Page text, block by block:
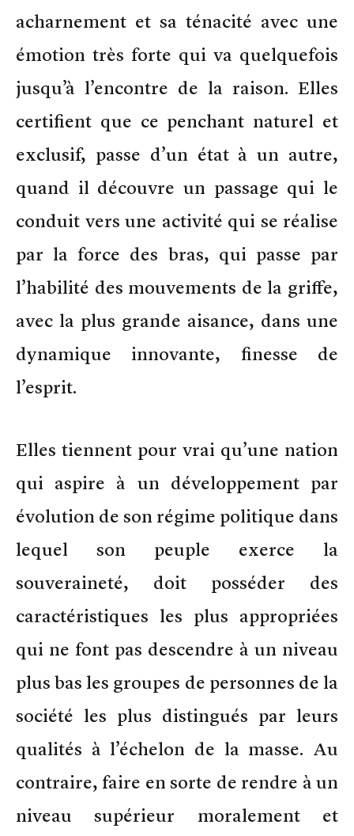
acharnement et sa ténacité avec une
émotion très forte qui va quelquefois
jusqu’à l’encontre de la raison. Elles
certifient que ce penchant naturel et
exclusif, passe d’un état à un autre,
quand il découvre un passage qui le
conduit vers une activité qui se réalise
par la force des bras, qui passe par
l’habilité des mouvements de la griffe,
avec la plus grande aisance, dans une
dynamique innovante, finesse de
l’esprit.
Elles tiennent pour vrai qu’une nation
qui aspire à un développement par
évolution de son régime politique dans
lequel son peuple exerce la
souveraineté, doit posséder des
caractéristiques les plus appropriées
qui ne font pas descendre à un niveau
plus bas les groupes de personnes de la
société les plus distingués par leurs
qualités à l’échelon de la masse. Au
contraire, faire en sorte de rendre à un
niveau supérieur moralement et